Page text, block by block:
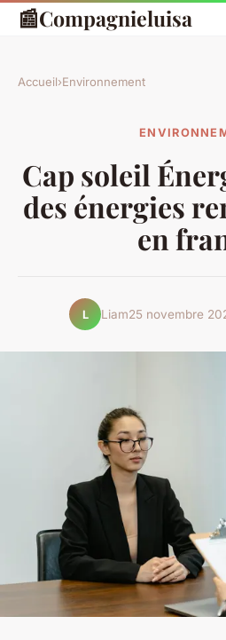
📰Compagnieluisa
Accueil›Environnement
Cap soleil
des énergies
en
L Liam25 novembre